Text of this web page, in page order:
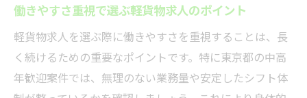
働きやすさ重視で選ぶ軽貨物求人のポイント
軽貨物求人を選ぶ際に働きやすさを重視することは、長
く続けるための重要なポイントです。特に東京都の中高
年歓迎案件では、無理のない業務量や安定したシフト体